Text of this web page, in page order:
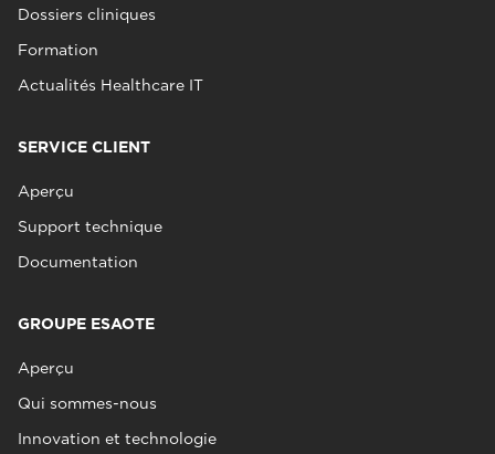
Dossiers cliniques
Formation
Actualités Healthcare IT
SERVICE CLIENT
Aperçu
Support technique
Documentation
GROUPE ESAOTE
Aperçu
Qui sommes-nous
Innovation et technologie